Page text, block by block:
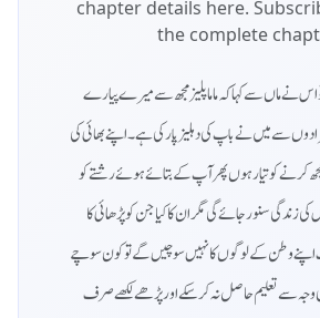
chapter details here.
the complete
تو اس نے ماں سے کہا کہ ماما پلیز مجھ سے میرے پیارے
سے میں نے باپ کی دہلیز پار کی ہے۔ اپنے بھائی کی
کرنے کو تیار ہوں پھر آپ کے بتائے ہوئے رشتے کو
زندگی سنور جائے گی مگر ان کا کیا جن کو پڑھائی کا
اپنے وطن کے لوگوں کا نہیں سوچیں گے تو کون سوچے
وجہ سے تعلیم حاصل نہ کر سکے اور پڑھے لکھے صرف